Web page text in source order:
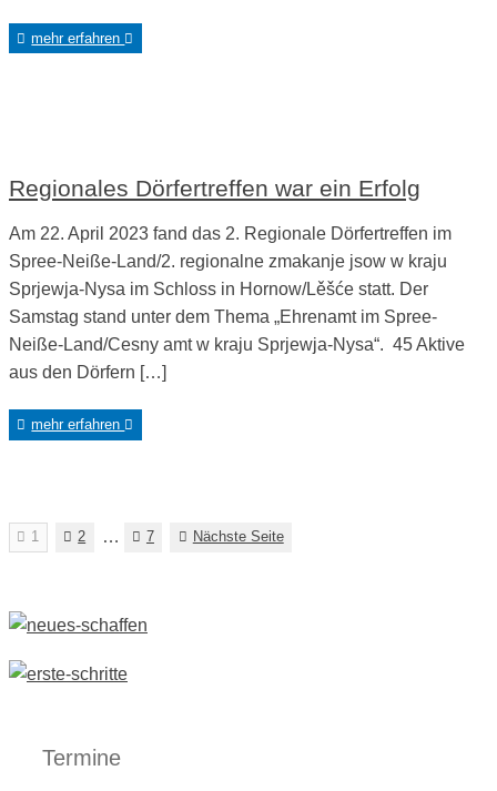
mehr erfahren
Regionales Dörfertreffen war ein Erfolg
Am 22. April 2023 fand das 2. Regionale Dörfertreffen im
Spree-Neiße-Land/2. regionalne zmakanje jsow w kraju
Sprjewja-Nysa im Schloss in Hornow/Lěšće statt. Der
Samstag stand unter dem Thema „Ehrenamt im Spree-
Neiße-Land/Cesny amt w kraju Sprjewja-Nysa“. 45 Aktive
aus den Dörfern […]
mehr erfahren
Seitennummerierung
Beiträge
Seite
1 Seite
2 Seite
7 Nächste Seite
Termine